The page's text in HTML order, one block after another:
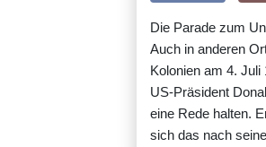
Die Parade zum
Auch in anderen
Kolonien am 4.
US-Präsident
eine Rede halten.
sich das nach